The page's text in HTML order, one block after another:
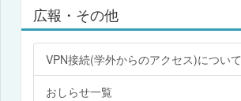
広報・その他
VPN接続(学外からのアクセス)について
おしらせ一覧